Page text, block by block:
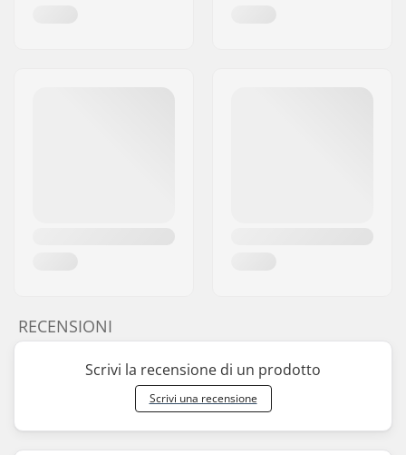
RECENSIONI
Scrivi la recensione di un prodotto
Scrivi una recensione